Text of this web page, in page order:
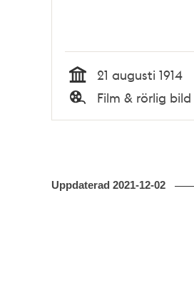
Tid
21 augusti 1914
Typ
Film & rörlig bild
Uppdaterad 2021-12-02